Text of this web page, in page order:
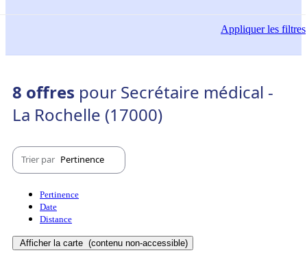
Appliquerles filtres
8 offres pour Secrétaire médical -
La Rochelle (17000)
Trier par Pertinence
Pertinence
Date
Distance
Afficher la carte (contenu non-accessible)